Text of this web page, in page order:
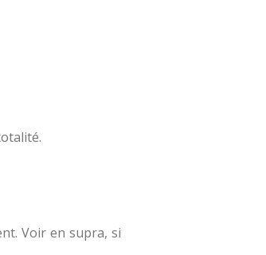
Voir en supra, si